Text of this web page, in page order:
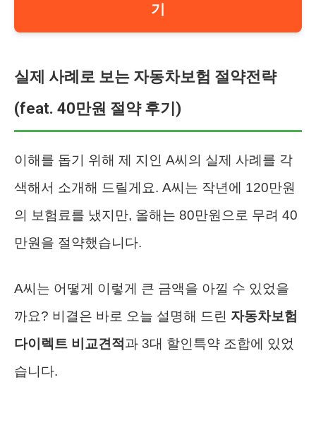
기
실제 사례로 보는 자동차보험 절약전략
(feat. 40만원 절약 후기)
이해를 돕기 위해 제 지인 A씨의 실제 사례를 각
색해서 소개해 드릴게요. A씨는 작년에 120만원
의 보험료를 냈지만, 올해는 80만원으로 무려 40
만원을 절약했습니다.
A씨는 어떻게 이렇게 큰 금액을 아낄 수 있었을
까요? 비결은 바로 오늘 설명해 드린 자동차보험
다이렉트 비교견적 과 3대 할인특약 조합에 있었
습니다.